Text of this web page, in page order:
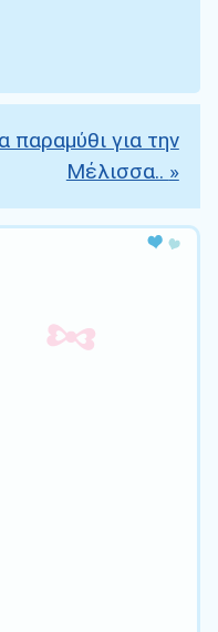
παραμύθι για την
Μέλισσα.. »